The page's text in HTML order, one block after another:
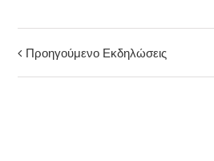
Εκδηλώσεις
Προηγούμενο Εκδηλώσεις